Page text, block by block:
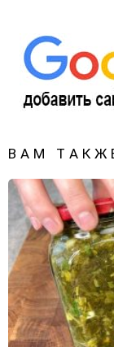
ВАМ